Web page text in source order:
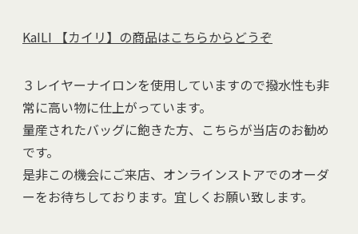
KaILI 【カイリ】の商品はこちらからどうぞ
３レイヤーナイロンを使用していますので撥水性も非
常に高い物に仕上がっています。
量産されたバッグに飽きた方、こちらが当店のお勧め
です。
是非この機会にご来店、オンラインストアでのオーダ
ーをお待ちしております。宜しくお願い致します。